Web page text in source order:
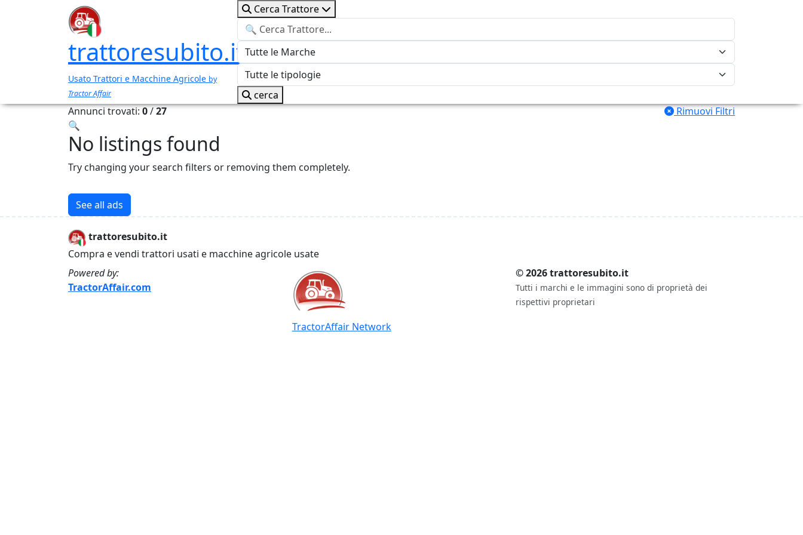
trattoresubito.it
Usato Trattori e Macchine Agricole by
Tractor Affair
Cerca Trattore
cerca
Annunci trovati:0/27
Rimuovi Filtri
🔍
No listings found
Try changing your search filters or removing them completely.
See all ads
trattoresubito.it
Compra e vendi trattori usati e macchine agricole usate
Powered by:
TractorAffair.com
TractorAffair Network
© 2026 trattoresubito.it
Tutti i marchi e le immagini sono di proprietà dei
rispettivi proprietari